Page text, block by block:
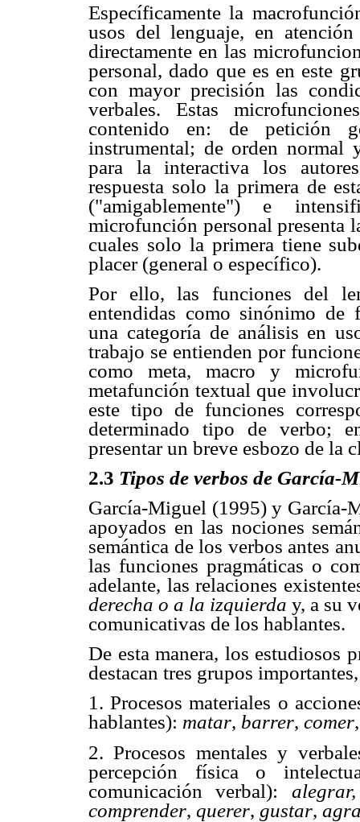
Específicamente la
usos del lenguaje, en
directamente en las
personal, dado que es en este
con mayor precisión las
verbales. Estas
contenido en: de petición
instrumental; de orden normal
para la interactiva los
respuesta solo la primera de
("amigablemente") e
microfunción personal presenta
cuales solo la primera tiene
placer (general o específico).
Por ello, las funciones del
entendidas como sinónimo de
una categoría de análisis en
trabajo se entienden por
como meta, macro y
metafunción textual que
este tipo de funciones
determinado tipo de verbo;
presentar un breve esbozo de la
2.3 Tipos de verbos de García-
García-Miguel (1995) y García-
apoyados en las nociones
semántica de los verbos antes
las funciones pragmáticas o
adelante, las relaciones
derecha o a la izquierda y, a su
comunicativas de los hablantes.
De esta manera, los estudiosos
destacan tres grupos
1. Procesos materiales o
hablantes): matar, barrer, comer
2. Procesos mentales y
percepción física o
comunicación verbal):
comprender, querer, gustar,